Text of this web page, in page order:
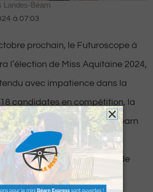
Landes-Béarn
à 07:03
prochain, le Futuroscope à
l’élection de Miss Aquitaine 2024,
avec impatience dans la
candidates en compétition, la
couronnée Miss Landes-Béarn
présente aux côtés de sa
Anaïs Brettes, pour tenter de
titre régional.